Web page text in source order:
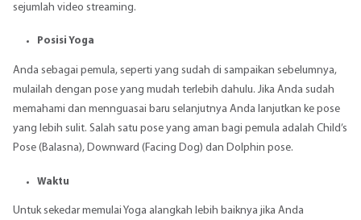
sejumlah video streaming.
Posisi Yoga
Anda sebagai pemula, seperti yang sudah di sampaikan sebelumnya,
mulailah dengan pose yang mudah terlebih dahulu. Jika Anda sudah
memahami dan mennguasai baru selanjutnya Anda lanjutkan ke pose
yang lebih sulit. Salah satu pose yang aman bagi pemula adalah Child’s
Pose (Balasna), Downward (Facing Dog) dan Dolphin pose.
Waktu
Untuk sekedar memulai Yoga alangkah lebih baiknya jika Anda